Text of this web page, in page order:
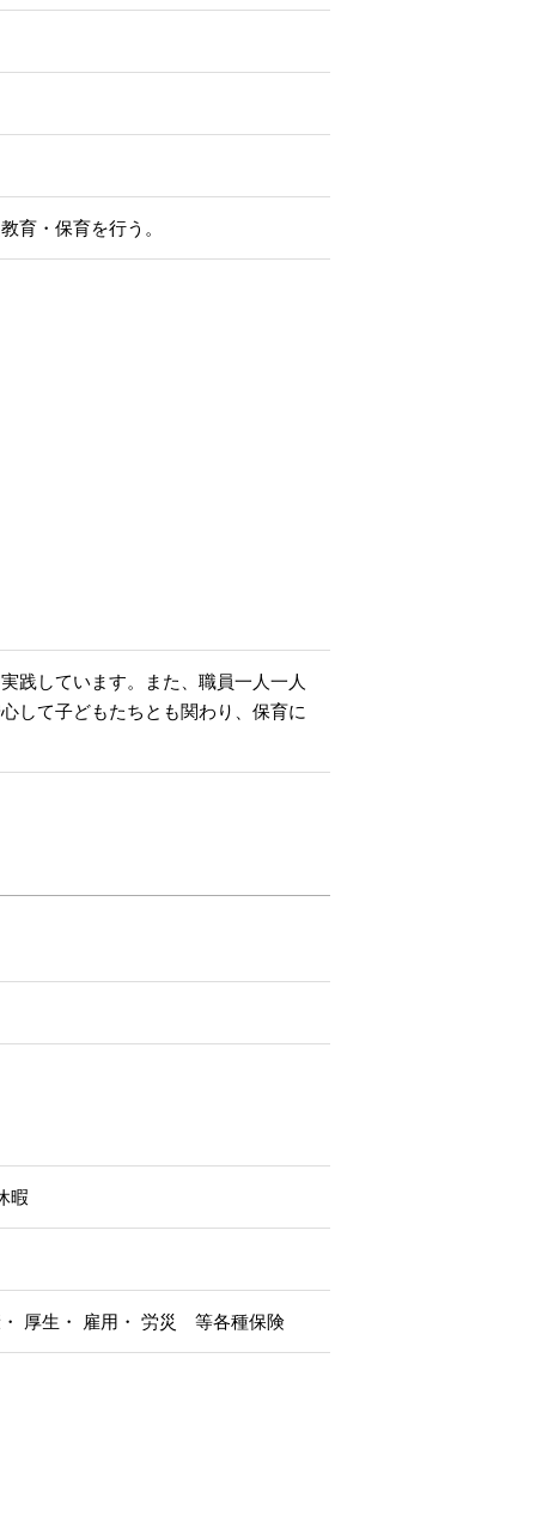
育・保育を行う。
践しています。また、職員一人一人
して子どもたちとも関わり、保育に
暇
・ 厚生・ 雇用・ 労災 等各種保険